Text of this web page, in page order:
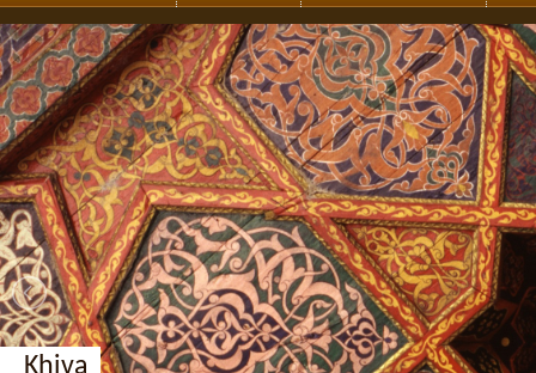
Boukhara, médersa Nadir Divan-begui